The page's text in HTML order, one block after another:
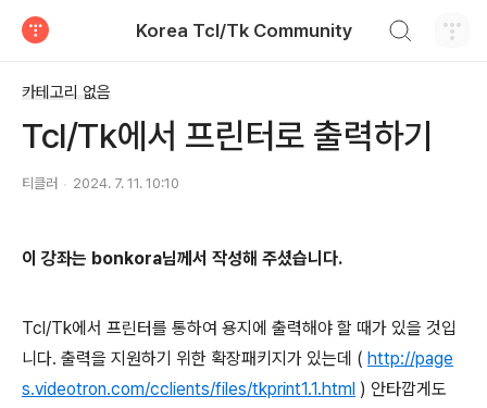
Korea Tcl/Tk Community
카테고리 없음
Tcl/Tk에서 프린터로 출력하기
티클러 2024. 7. 11. 10:10
이 강좌는 bonkora님께서 작성해 주셨습니다.
Tcl/Tk에서 프린터를 통하여 용지에 출력해야 할 때가 있을 것입
니다. 출력을 지원하기 위한 확장패키지가 있는데 ( http://page
s.videotron.com/cclients/files/tkprint1.1.html ) 안타깝게도